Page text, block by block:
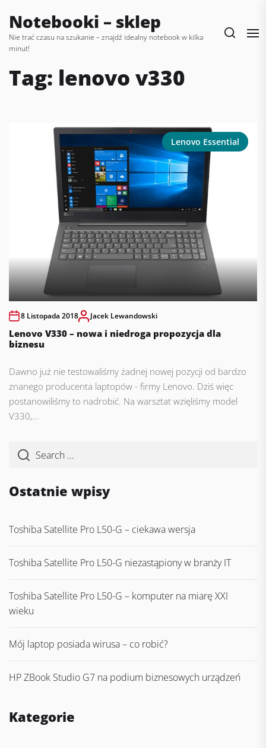
the
content
Notebooki – sklep
Nie trać czasu na szukanie – znajdź idealny notebook w kilka
minut!
Tag: lenovo v330
Lenovo Essential
8 Listopada 2018 Jacek Lewandowski
Lenovo V330 – nowa i niedroga propozycja dla
biznesu
Dawno już nie testowaliśmy żadnej nowej pozycji od bardzo
znanego producenta laptopów - firmy Lenovo. Dziś więc
postanowiliśmy to nadrobić. Na warsztat wzięliśmy model
V330,...
Ostatnie wpisy
Toshiba Satellite Pro L50-G – ciekawa wersja
Toshiba Satellite Pro L50-G niezastąpiony w branży IT
Toshiba Satellite Pro L50-G – komputer na miarę XXI
wieku
Mój laptop posiada wirusa – co robić?
HP ZBook Studio G7 na podium biznesowych urządzeń
Kategorie